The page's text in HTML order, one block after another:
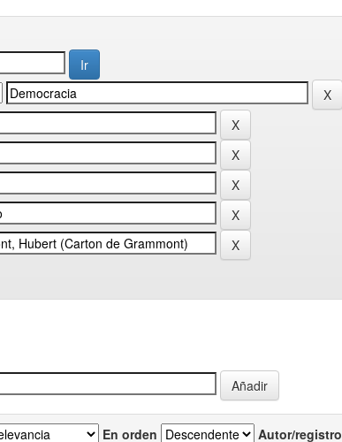
En orden Autor/registro